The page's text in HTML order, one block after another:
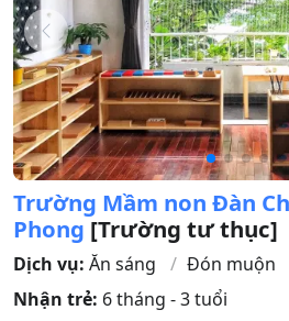
Trường Mầm non Đàn
Phong [Trường tư thục]
Dịch vụ: Ăn sáng Đón muộn
Nhận trẻ: 6 tháng - 3 tuổi